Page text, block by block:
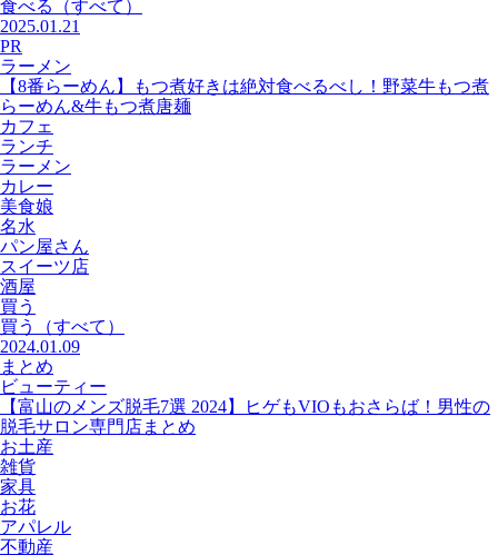
食べる
（すべて）
2025.01.21
PR
ラーメン
【8番らーめん】もつ煮好きは絶対食べるべし！野菜牛もつ煮
らーめん&牛もつ煮唐麺
カフェ
ランチ
ラーメン
カレー
美食娘
名水
パン屋さん
スイーツ店
酒屋
買う
買う
（すべて）
2024.01.09
まとめ
ビューティー
【富山のメンズ脱毛7選 2024】ヒゲもVIOもおさらば！男性の
脱毛サロン専門店まとめ
お土産
雑貨
家具
お花
アパレル
不動産